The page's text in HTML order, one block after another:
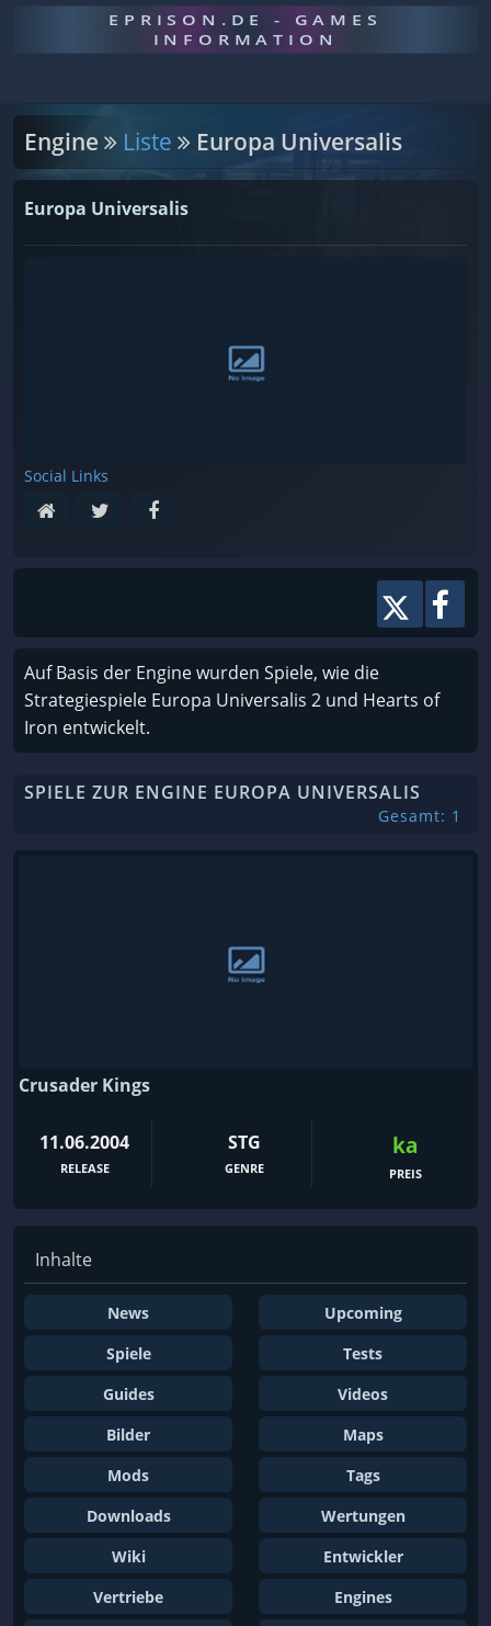
EPRISON.DE - GAMES
INFORMATION
Engine Liste Europa Universalis
Europa Universalis
Social Links
Auf Basis der Engine wurden Spiele, wie die
Strategiespiele Europa Universalis 2 und Hearts of
Iron entwickelt.
SPIELE ZUR ENGINE EUROPA UNIVERSALIS
Gesamt: 1
Crusader Kings
11.06.2004
RELEASE
STG
GENRE
ka
PREIS
Inhalte
News
Upcoming
Spiele
Tests
Guides
Videos
Bilder
Maps
Mods
Tags
Downloads
Wertungen
Wiki
Entwickler
Vertriebe
Engines